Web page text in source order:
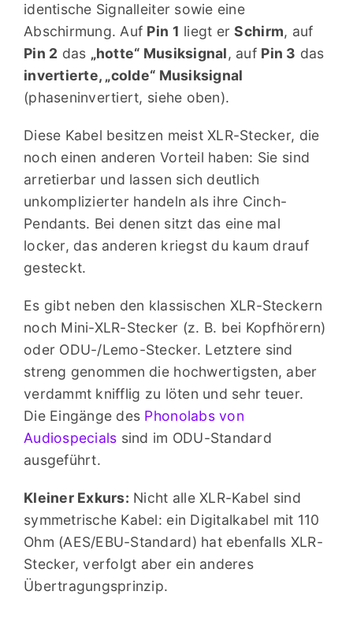
identische Signalleiter sowie eine
Abschirmung. Auf Pin 1 liegt erSchirm, auf
Pin 2 das „hotte“ Musiksignal, auf Pin 3 das
invertierte, „colde“ Musiksignal
(phaseninvertiert, siehe oben).
Diese Kabel besitzen meist XLR-Stecker, die
noch einen anderen Vorteil haben: Sie sind
arretierbar und lassen sich deutlich
unkomplizierter handeln als ihre Cinch-
Pendants. Bei denen sitzt das eine mal
locker, das anderen kriegst du kaum drauf
gesteckt.
Es gibt neben den klassischen XLR-Steckern
noch Mini-XLR-Stecker (z. B. bei Kopfhörern)
oder ODU-/Lemo-Stecker. Letztere sind
streng genommen die hochwertigsten, aber
verdammt knifflig zu löten und sehr teuer.
Die Eingänge des Phonolabs von
Audiospecials sind im ODU-Standard
ausgeführt.
Kleiner Exkurs: Nicht alle XLR-Kabel sind
symmetrische Kabel: ein Digitalkabel mit 110
Ohm (AES/EBU-Standard) hat ebenfalls XLR-
Stecker, verfolgt aber ein anderes
Übertragungsprinzip.